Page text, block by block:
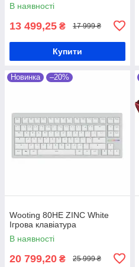
В наявності
13 499,25 ₴ 17 999 ₴
Купити
Новинка –20%
Wooting 80HE ZINC White
Ігрова клавіатура
В наявності
20 799,20 ₴ 25 999 ₴